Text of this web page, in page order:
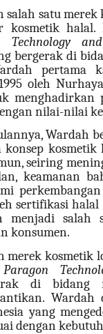
salah satu
kosmetik
Technology
bergerak di
pertama
oleh
menghadirkan
nilai-nilai
Wardah
kosmetik
seiring
keamanan
sertifikasi
menjadi salah
konsumen.
merek kosmetik
Paragon
di bidang
Wardah
yang
dengan